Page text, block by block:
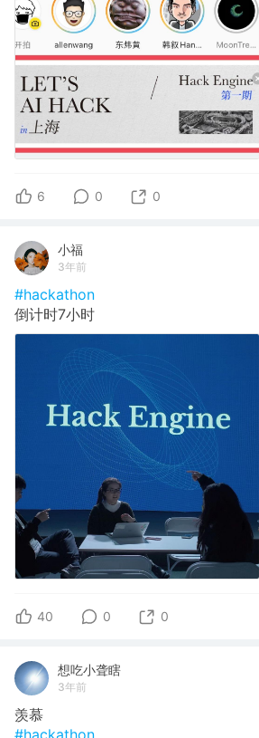
6 0 0
小福
3年前
#hackathon
倒计时7小时
40 0 0
想吃小聋瞎
3年前
羡慕
#hackathon